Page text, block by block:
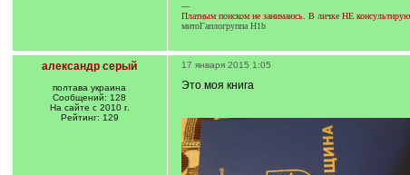
---
Платным поиском не занимаюсь. В личке НЕ
митоГаплогруппа H1b
александр серый
полтава украина
Сообщений: 128
На сайте с 2010 г.
Рейтинг: 129
17 января 2015 1:05
Это моя книга